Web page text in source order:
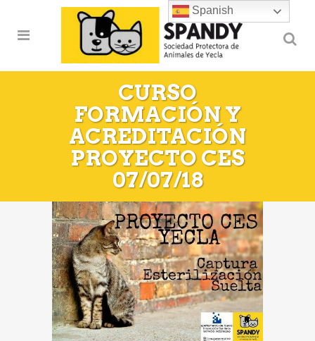
CURSO
FORMACIÓN Y
ACREDITACIÓN
PROYECTO CES
07/07/18
Spanish